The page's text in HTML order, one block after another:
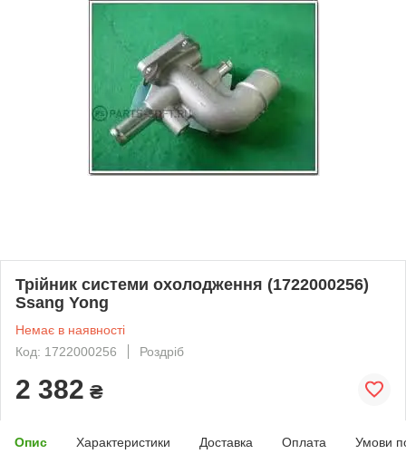
Трійник системи охолодження (1722000256)
Ssang Yong
Немає в наявності
Код: 1722000256
Роздріб
2 382 ₴
Опис Характеристики Доставка Оплата Умови